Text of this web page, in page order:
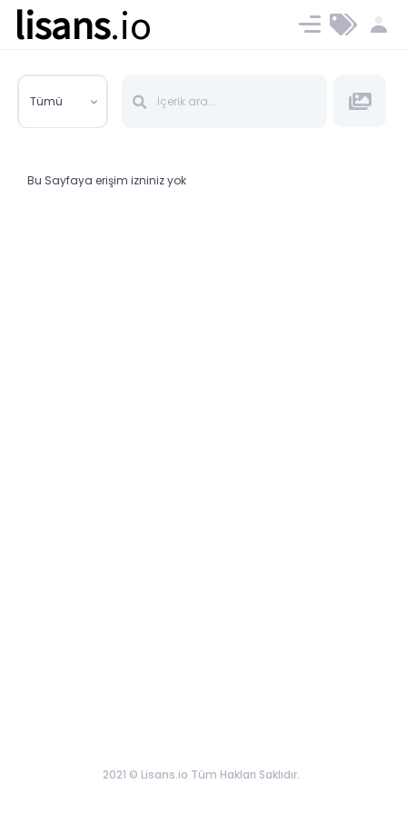
lisans.io Ücret ve Planlar
Tümü
Bu Sayfaya erişim izniniz yok
2021 © Lisans.io Tüm Hakları Saklıdır.